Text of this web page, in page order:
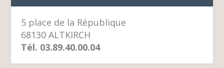
5 place de la République
68130 ALTKIRCH
Tél. 03.89.40.00.04